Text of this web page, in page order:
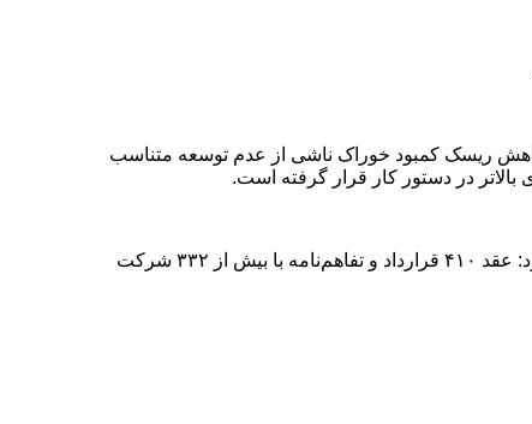
ریسک کمبود خوراک ناشی از عدم توسعه متناسب
در دستور کار قرار گرفته است.
مدیرعامل شرکت صنایع پتروشیمی خلیج فارس با اشاره به اقدامات صورت گرفته در حوزه ساخت داخل و بومی‌سازی دانش فنی، اظهار کرد: عقد ۴۱۰ قرارداد و تفاهم‌نامه با بیش از ۳۳۲ شرکت